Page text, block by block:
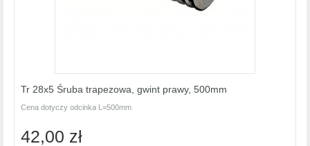
Tr 28x5 Śruba trapezowa, gwint prawy, 500mm
Cena dotyczy odcinka L=500mm
42,00 zł